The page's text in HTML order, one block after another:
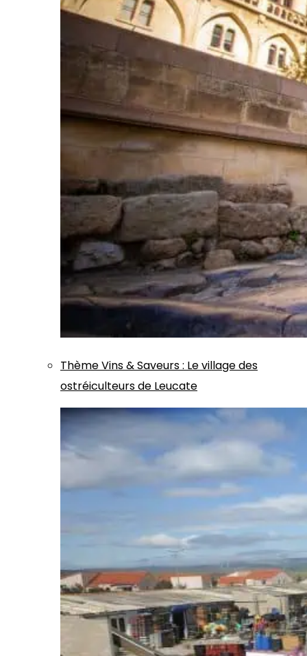
ThèmeVins & Saveurs: Le village des
ostréiculteurs de Leucate